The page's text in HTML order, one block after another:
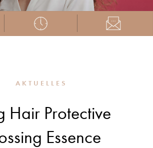
AKTUELLES
Hair Protective
Essence